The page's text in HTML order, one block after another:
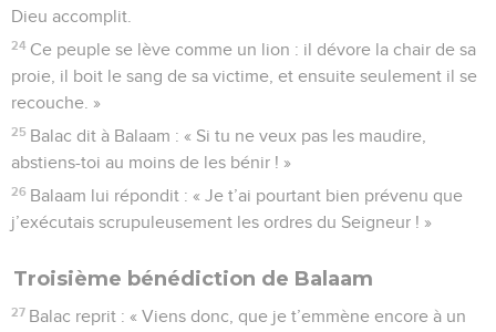
Dieu accomplit.
24 Ce peuple se lève comme un lion : il dévore la chair de sa
proie, il boit le sang de sa victime, et ensuite seulement il se
recouche. »
25 Balac dit à Balaam : « Si tu ne veux pas les maudire,
abstiens-toi au moins de les bénir ! »
26 Balaam lui répondit : « Je t’ai pourtant bien prévenu que
j’exécutais scrupuleusement les ordres du Seigneur ! »
Troisième bénédiction de Balaam
27 Balac reprit : « Viens donc, que je t’emmène encore à un